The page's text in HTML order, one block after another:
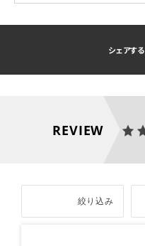
シェアする
REVIEW
絞り込み